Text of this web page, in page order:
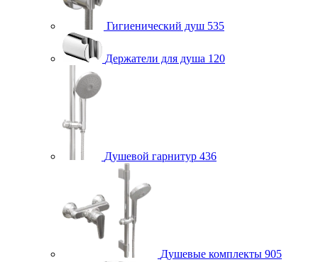
Гигиенический душ 535
Держатели для душа 120
Душевой гарнитур 436
Душевые комплекты 905